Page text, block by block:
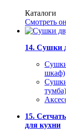
Каталоги
Смотреть
14. Сушки
шкаф)
тумба)
15.
для кухни